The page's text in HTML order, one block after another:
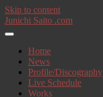
Skip to content
Junichi Saito .com
Home
News
Profile/Discography
Live Schedule
Works